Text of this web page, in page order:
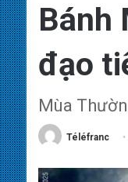
Bánh
đạo
Mùa
Téléfranc